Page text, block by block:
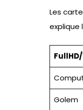
Les
explique
Golem